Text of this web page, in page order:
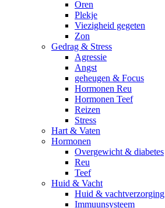
Oren
Plekje
Viezigheid gegeten
Zon
Gedrag & Stress
Agressie
Angst
geheugen & Focus
Hormonen Reu
Hormonen Teef
Reizen
Stress
Hart & Vaten
Hormonen
Overgewicht & diabetes
Reu
Teef
Huid & Vacht
Huid & vachtverzorging
Immuunsysteem